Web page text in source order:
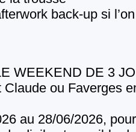
back-up si
WEEKEND DE 3
ou Faverges
au 28/06/2026,